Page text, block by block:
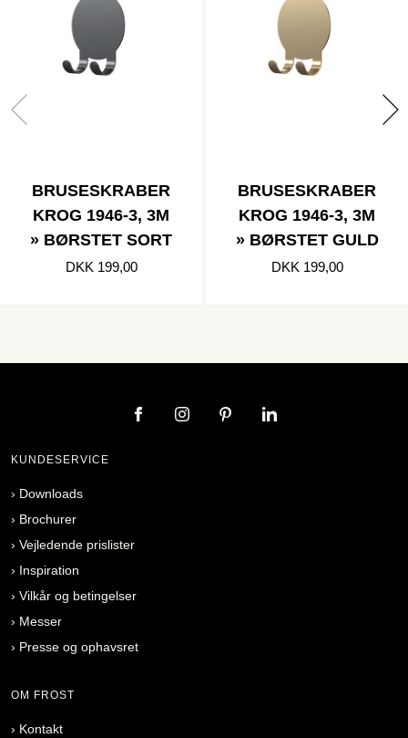
BRUSESKRABER
KROG 1946-3, 3M
» BØRSTET SORT
DKK 199,00
BRUSESKRABER
KROG 1946-3, 3M
» BØRSTET GULD
DKK 199,00
KUNDESERVICE
› Downloads
› Brochurer
› Vejledende prislister
› Inspiration
› Vilkår og betingelser
› Messer
› Presse og ophavsret
OM FROST
› Kontakt